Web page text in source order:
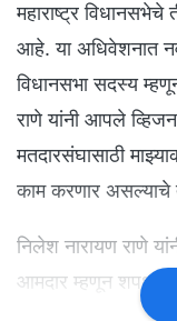
महाराष्ट्र
आहे. या अधिवेशनात
विधानसभा सदस्य
राणे यांनी आपले व्हिजन
मतदारसंघासाठी
काम करणार असल्याचे
निलेश नारायण राणे
आमदार म्हणून शपथ